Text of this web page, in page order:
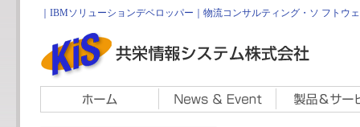
｜IBMソリューションデベロッパー｜物流コンサルティング・ソ フトウ